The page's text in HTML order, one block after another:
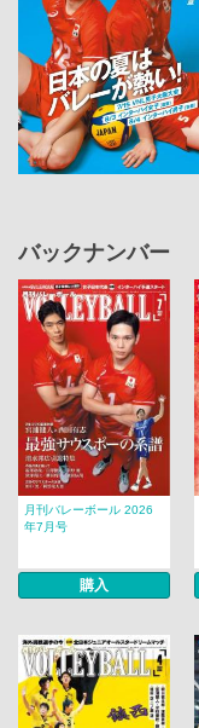
バックナンバー
月刊バレーボール 2026
年7月号
購入